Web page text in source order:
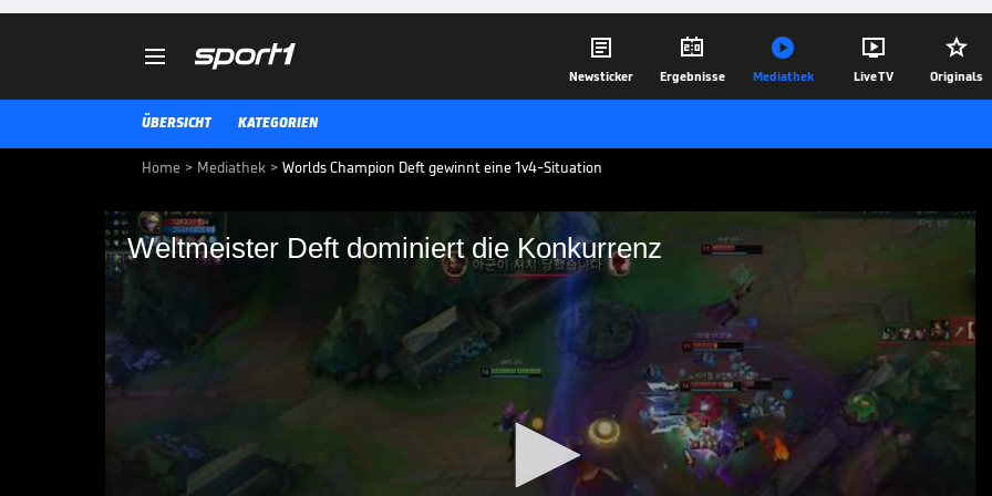
 
Newsticker

Ergebnisse

Mediathek

Live TV

Originals
ÜBERSICHT KATEGORIEN
Home > Mediathek > Worlds Champion Deft gewinnt eine 1v4-Situation
Weltmeister Deft dominiert die Konkurrenz
Weltmeister Deft dominiert die Konkurrenz
League-of-Legends-Weltmeister Kim „Deft“ Hyuk-kyu hat in der
koreanischen SoloQ einen 1v4 Teamfight klar gewonnen
09.01.23